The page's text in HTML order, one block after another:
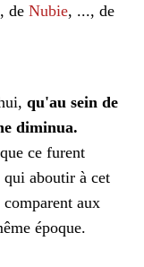
de Nubie, ..., de
qu'au sein de
diminua.
ce furent
aboutir à cet
aux
époque.